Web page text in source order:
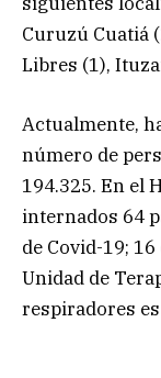
Curuzú Cuatiá
Libres (1),
Actualmente,
número de
194.325. En el
internados 64
de Covid-19;
Unidad de
respiradores